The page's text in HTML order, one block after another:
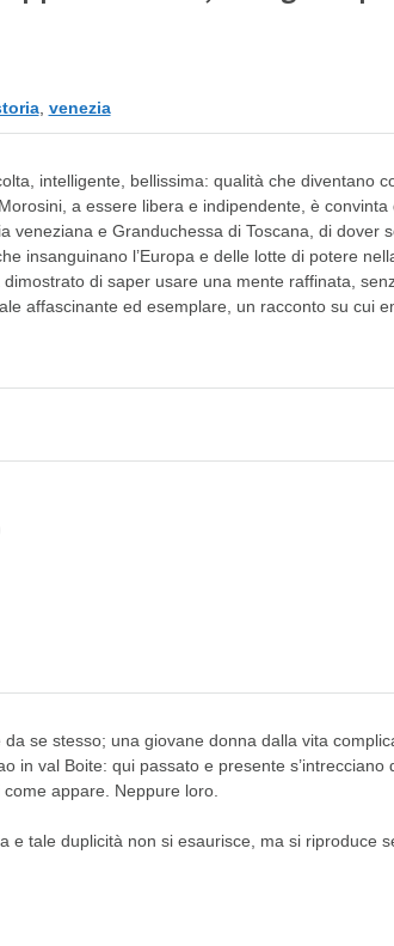
, venezia
intelligente, bellissima: qualità che diventano
a essere libera e indipendente, è
veneziana e Granduchessa di Toscana, di dover
insanguinano l’Europa e delle lotte di potere
di saper usare una mente raffinata,
affascinante ed esemplare, un racconto su cui
se stesso; una giovane donna dalla vita
in val Boite: qui passato e presente s’intrecciano
appare. Neppure loro.
e tale duplicità non si esaurisce, ma si riproduce